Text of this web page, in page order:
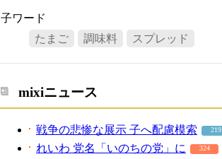
子ワード
たまご
調味料 スプレッド
mixiニュース
戦争の悲惨な展示 子へ配慮模索 219
れいわ 党名「いのちの党」に 324